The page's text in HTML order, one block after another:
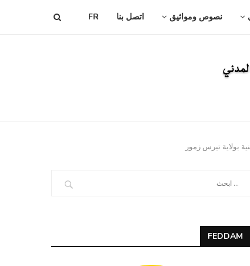
نصوص ومواثيق اتصل بنا FR
بولاية تيرس زمور
FEDDAM